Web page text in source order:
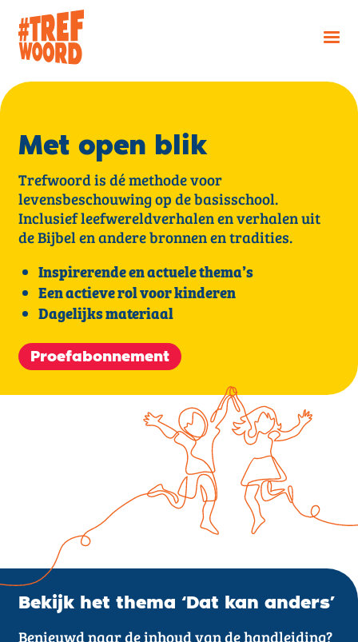
Met open blik
Trefwoord is dé methode voor
levensbeschouwing op de basisschool.
Inclusief leefwereldverhalen en verhalen uit
de Bijbel en andere bronnen en tradities.
Inspirerende en actuele thema’s
Een actieve rol voor kinderen
Dagelijks materiaal
Proefabonnement
Bekijk het thema ‘Dat kan anders’
Benieuwd naar de inhoud van de handleiding?